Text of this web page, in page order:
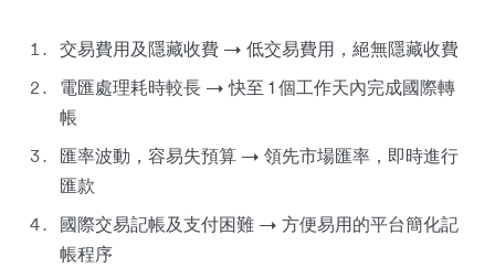
交易費用及隱藏收費 → 低交易費用，絕無隱藏收費
電匯處理耗時較長 → 快至 1 個工作天內完成國際轉
帳
匯率波動，容易失預算 → 領先市場匯率，即時進行
匯款
國際交易記帳及支付困難 → 方便易用的平台簡化記
帳程序